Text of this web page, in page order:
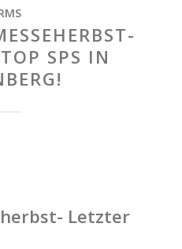
L
SPS IN N
Letzter